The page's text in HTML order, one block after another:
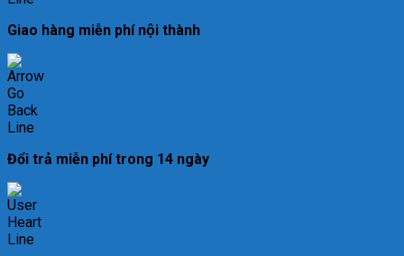
Giao hàng miễn phí nội thành
Đổi trả miễn phí trong 14 ngày